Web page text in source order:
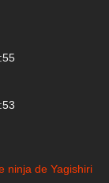
ninja de Yagishiri